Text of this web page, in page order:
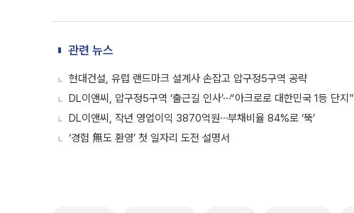
관련 뉴스
현대건설, 유럽 랜드마크 설계사 손잡고 압구정5구역 공략
DL이앤씨, 압구정5구역 ‘출근길 인사’⋯“아크로로 대한민국 1등 단지”
DL이앤씨, 작년 영업이익 3870억원⋯부채비율 84%로 ‘뚝’
‘경험 無도 환영’ 첫 일자리 도전 설명서